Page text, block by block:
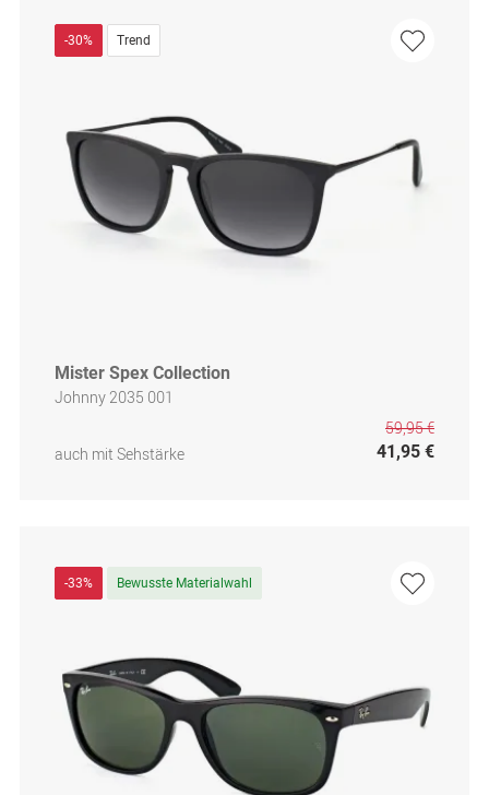
-30% Trend
Mister Spex Collection
Johnny 2035 001
auch mit Sehstärke
59,95 €
41,95 €
-33% Bewusste Materialwahl